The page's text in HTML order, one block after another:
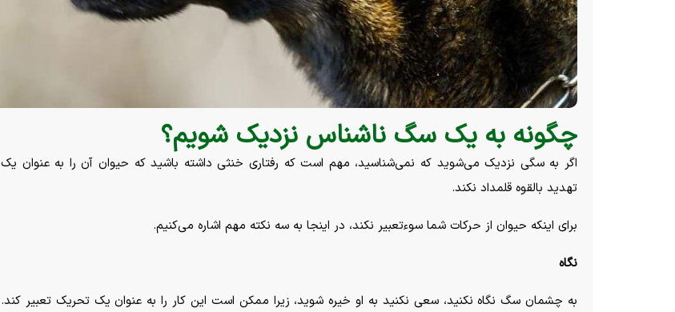
چگونه به یک سگ ناشناس نزدیک شویم؟
اگر به سگی نزدیک می‌شوید که نمی‌شناسید، مهم است که رفتاری خنثی داشته باشید که حیوان آن را به عنوان یک
تهدید بالقوه قلمداد نکند.
برای اینکه حیوان از حرکات شما سوء‌تعبیر نکند، در اینجا به سه نکته مهم اشاره می‌کنیم.
نگاه
به چشمان سگ نگاه نکنید، سعی نکنید به او خیره شوید، زیرا ممکن است این کار را به عنوان یک تحریک تعبیر کند.